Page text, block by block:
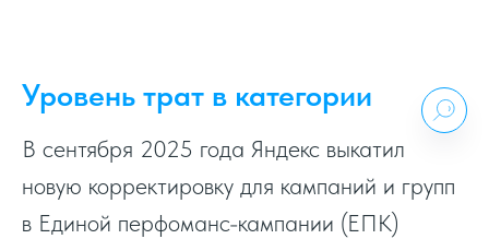
Уровень трат в категории
В сентября 2025 года Яндекс выкатил
новую корректировку для кампаний и групп
в Единой перфоманс-кампании (ЕПК)